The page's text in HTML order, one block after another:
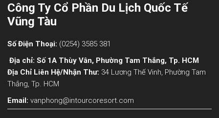
Công Ty Cổ Phần Du Lịch Quốc Tế
Vũng Tàu
Số Điện Thoại: (0254) 3585 381
Địa chỉ: Số 1A Thùy Vân, Phường Tam Thắng, Tp. HCM
Địa Chỉ Liên Hệ/nhận Thư: 34 Lương Thế Vinh, Phường Tam
Thắng, Tp. HCM
Email: vanphong@intourcoresort.com